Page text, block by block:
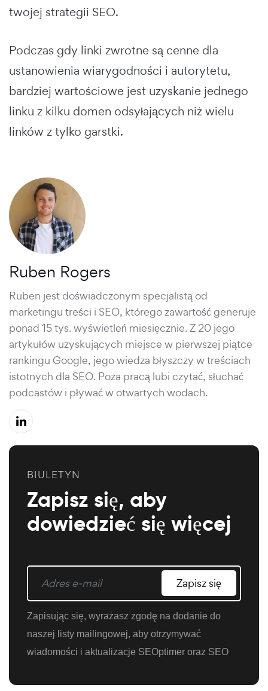
twojej strategii SEO.
Podczas gdy linki zwrotne są cenne dla
ustanowienia wiarygodności i autorytetu,
bardziej wartościowe jest uzyskanie jednego
linku z kilku domen odsyłających niż wielu
linków z tylko garstki.
Ruben Rogers
Ruben jest doświadczonym specjalistą od
marketingu treści i SEO, którego zawartość generuje
ponad 15 tys. wyświetleń miesięcznie. Z 20 jego
artykułów uzyskujących miejsce w pierwszej piątce
rankingu Google, jego wiedza błyszczy w treściach
istotnych dla SEO. Poza pracą lubi czytać, słuchać
podcastów i pływać w otwartych wodach.
BIULETYN
Zapisz się, aby
dowiedzieć się więcej
Zapisz się
Zapisując się, wyrażasz zgodę na dodanie do
naszej listy mailingowej, aby otrzymywać
wiadomości i aktualizacje SEOptimer oraz SEO